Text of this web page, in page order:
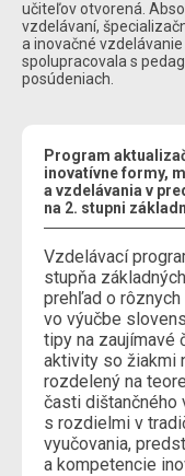
učiteľov otvorená.
vzdelávaní,
a inovačné
spolupracovala s
posúdeniach.
Program
inovatívne formy,
a vzdelávania v
na 2. stupni
Vzdelávací
stupňa
prehľad o
vo výučbe
tipy na zaujímavé
aktivity so žiakmi
rozdelený na
časti dištančného
s rozdielmi v
vyučovania,
a kompetencie